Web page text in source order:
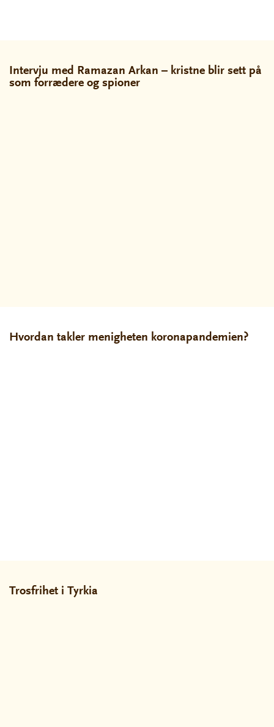
Intervju med Ramazan Arkan – kristne blir sett på
som forrædere og spioner
Hvordan takler menigheten koronapandemien?
Trosfrihet i Tyrkia